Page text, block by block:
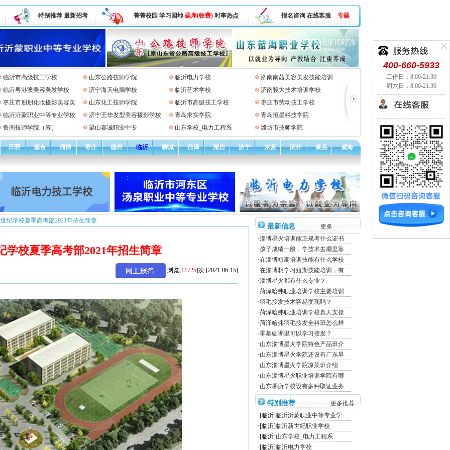
特别推荐 最新招考 菁菁校园 学习园地 题库(收费) 时事热点 报名咨询 在线客服 专题
临沂市高级技工学校 山东公路技师学院 临沂电力学校
济南南茜美容美发技能培训
临沂粤港澳美容美发学校
济宁海天电脑学校 临沂艺术学校
济南骏大技术培训学校
枣庄市朋朋化妆摄影美容美
山东化工技师学院 临沂市高级技工学校
枣庄市劳动技工学校
临沂沂蒙职业中等专业学校
济宁王华发型美容摄影学校 青岛求实学院
青岛恒星科技学院
鲁南技师学院（筹）
梁山嘉诚职业中专 山东学校_电力工程系 潍坊市技师学院
日照 烟台 淄博 枣庄 德州 临沂 聊城 菏泽 潍坊 济宁 东营 滨州 莱芜 威海
纪学校夏季高考部2021年招生简章
学校夏季高考部2021年招生简章
浏览[11725]次 [2021-06-15]
最新信息
更多
·淄博星火培训能正规考什么证书
·孩子成绩一般，学技术去哪里靠
·在淄博短期培训技能有什么学校
·在淄博想学习短期技能培训，有
·淄博星火都有什么专业？
·菏泽哈弗职业培训学校主要培训
·羽毛接发技术容易变现吗？
·菏泽哈弗职业培训学校真人实操
·菏泽哈弗羽毛接发全科班怎么样
·零基础哪里可以学习接发？
·山东淄博星火学院特色产品班介
·山东淄博星火学院还设有广东早
·山东淄博星火学院凉菜班介绍
·山东淄博星火职业培训学院有哪
·山东哪所学校设有多种取证业务
特别推荐
更多推荐
·[临沂]临沂沂蒙职业中等专业学
·[临沂]临沂新世纪职业学校
·[临沂]山东学校_电力工程系
·[临沂]临沂电力学校
400-660-5933
工作日：8:00-21:30
周六日：8:00-21:30